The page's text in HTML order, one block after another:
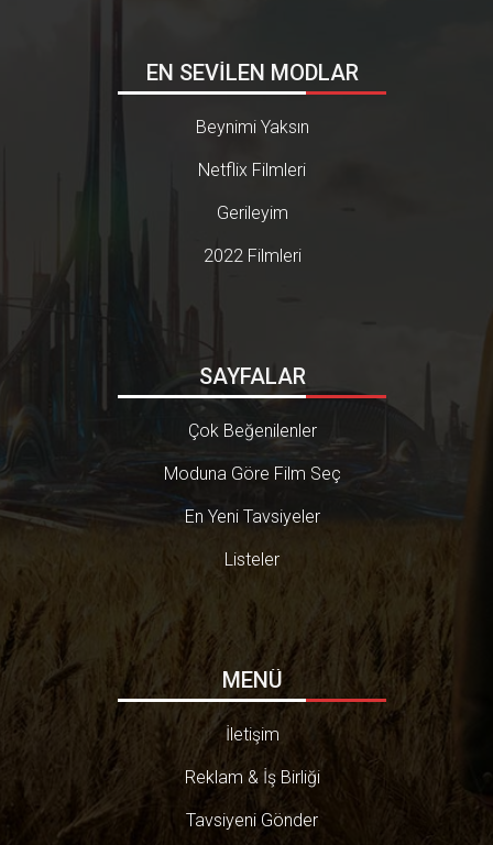
EN SEVİLEN MODLAR
Beynimi Yaksın
Netflix Filmleri
Gerileyim
2022 Filmleri
SAYFALAR
Çok Beğenilenler
Moduna Göre Film Seç
En Yeni Tavsiyeler
Listeler
MENÜ
İletişim
Reklam & İş Birliği
Tavsiyeni Gönder